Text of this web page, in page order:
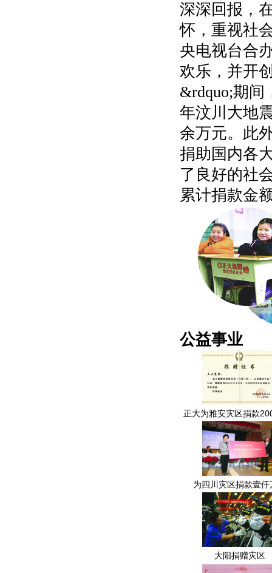
深深回报，
怀，重视社
央电视台合
欢乐，并开
&rdquo;期间
年汶川大地
余万元。此
捐助国内各
了良好的社
累计捐款金
公益事业
正大为雅安灾区捐款
为四川灾区捐款壹
大阳捐赠灾区